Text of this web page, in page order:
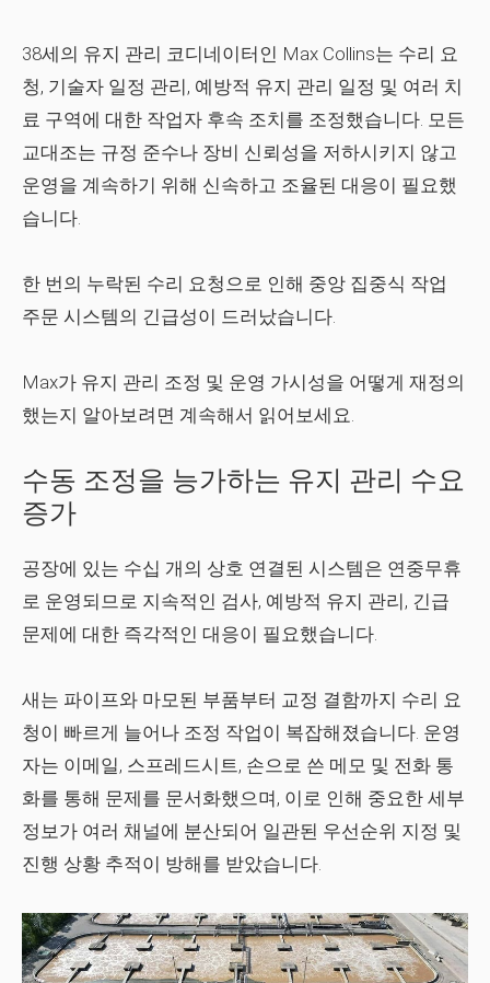
38세의 유지 관리 코디네이터인 Max Collins는 수리 요
청, 기술자 일정 관리, 예방적 유지 관리 일정 및 여러 치
료 구역에 대한 작업자 후속 조치를 조정했습니다. 모든
교대조는 규정 준수나 장비 신뢰성을 저하시키지 않고
운영을 계속하기 위해 신속하고 조율된 대응이 필요했
습니다.
한 번의 누락된 수리 요청으로 인해 중앙 집중식 작업
주문 시스템의 긴급성이 드러났습니다.
Max가 유지 관리 조정 및 운영 가시성을 어떻게 재정의
했는지 알아보려면 계속해서 읽어보세요.
수동 조정을 능가하는 유지 관리 수요
증가
공장에 있는 수십 개의 상호 연결된 시스템은 연중무휴
로 운영되므로 지속적인 검사, 예방적 유지 관리, 긴급
문제에 대한 즉각적인 대응이 필요했습니다.
새는 파이프와 마모된 부품부터 교정 결함까지 수리 요
청이 빠르게 늘어나 조정 작업이 복잡해졌습니다. 운영
자는 이메일, 스프레드시트, 손으로 쓴 메모 및 전화 통
화를 통해 문제를 문서화했으며, 이로 인해 중요한 세부
정보가 여러 채널에 분산되어 일관된 우선순위 지정 및
진행 상황 추적이 방해를 받았습니다.